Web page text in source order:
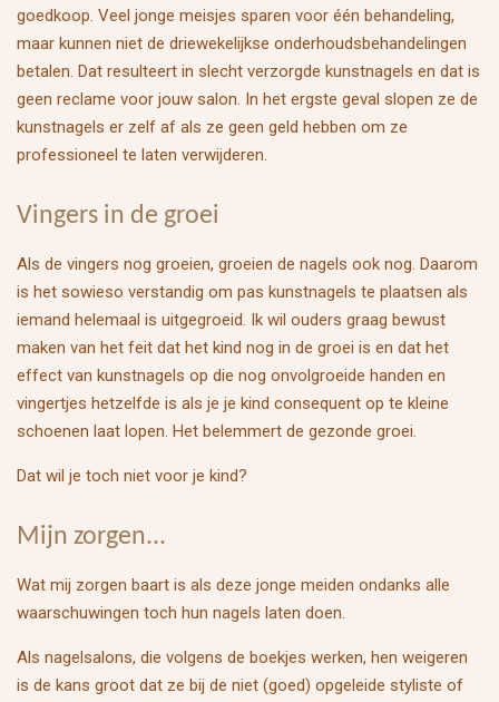
goedkoop. Veel jonge meisjes sparen voor één behandeling,
maar kunnen niet de driewekelijkse onderhoudsbehandelingen
betalen. Dat resulteert in slecht verzorgde kunstnagels en dat is
geen reclame voor jouw salon. In het ergste geval slopen ze de
kunstnagels er zelf af als ze geen geld hebben om ze
professioneel te laten verwijderen.
Vingers in de groei
Als de vingers nog groeien, groeien de nagels ook nog. Daarom
is het sowieso verstandig om pas kunstnagels te plaatsen als
iemand helemaal is uitgegroeid. Ik wil ouders graag bewust
maken van het feit dat het kind nog in de groei is en dat het
effect van kunstnagels op die nog onvolgroeide handen en
vingertjes hetzelfde is als je je kind consequent op te kleine
schoenen laat lopen. Het belemmert de gezonde groei.
Dat wil je toch niet voor je kind?
Mijn zorgen...
Wat mij zorgen baart is als deze jonge meiden ondanks alle
waarschuwingen toch hun nagels laten doen.
Als nagelsalons, die volgens de boekjes werken, hen weigeren
is de kans groot dat ze bij de niet (goed) opgeleide styliste of